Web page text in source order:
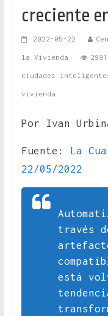
creciente
2022-05-22
la Vivienda
ciudades
vivienda
Por Ivan
Fuente: La
22/05/2022
través
está